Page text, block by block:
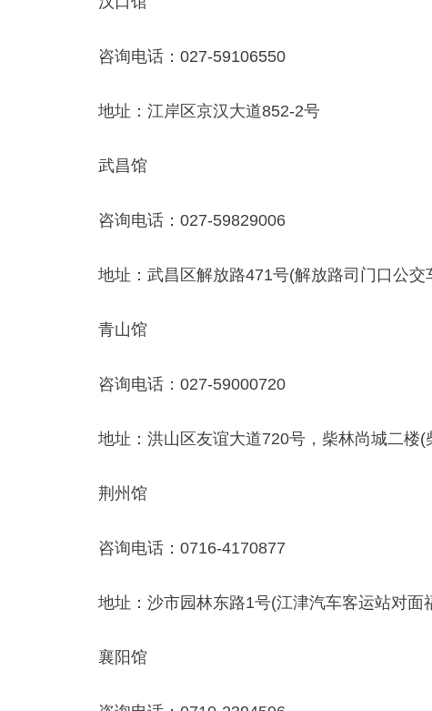
咨询电话：027-59106550
地址：江岸区京汉大道852-2号
武昌馆
咨询电话：027-59829006
地址：武昌区解放路471号(解放路司门口公交
青山馆
咨询电话：027-59000720
地址：洪山区友谊大道720号，柴林尚城二楼(
荆州馆
咨询电话：0716-4170877
地址：沙市园林东路1号(江津汽车客运站对面
襄阳馆